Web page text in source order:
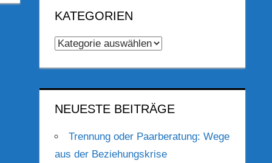
KATEGORIEN
Kategorien
NEUESTE BEITRÄGE
Trennung oder Paarberatung: Wege
aus der Beziehungskrise